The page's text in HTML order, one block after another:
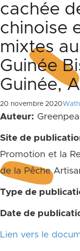
cachée
chinoise
mixtes
Guinée
Guinée,
20 novembre 2020
Auteur:
Site de
Promotion et la
de la Pêche
Type de
Date de
Lien vers le